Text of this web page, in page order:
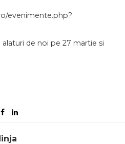
evenimente.php?
de noi pe 27 martie si